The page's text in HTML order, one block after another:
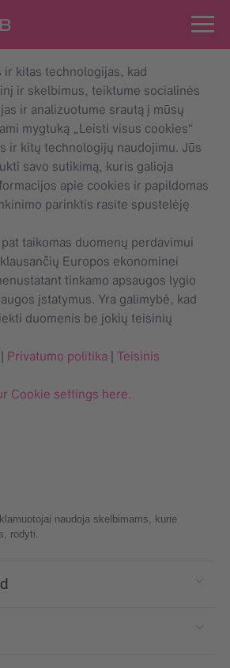
ir kitas technologijas, kad
ir skelbimus, teiktume socialinės
ir analizuotume srautą į mūsų
mygtuką „Leisti visus cookies“
ir kitų technologijų naudojimu. Jūs
savo sutikimą, kuris galioja
apie cookies ir papildomas
parinktis rasite spustelėję
taikomas duomenų perdavimui
Europos ekonominei
tinkamo apsaugos lygio
įstatymus. Yra galimybė, kad
duomenis be jokių teisinių
| Privatumo politika | Teisinis
Cookie settings here.
naudoja skelbimams, kurie
rodyti.